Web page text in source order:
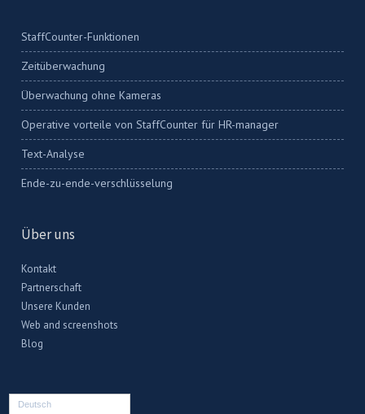
StaffCounter-Funktionen
Zeitüberwachung
Überwachung ohne Kameras
Operative vorteile von StaffCounter für HR-manager
Text-Analyse
Ende-zu-ende-verschlüsselung
Über uns
Kontakt
Partnerschaft
Unsere Kunden
Web and screenshots
Blog
Deutsch